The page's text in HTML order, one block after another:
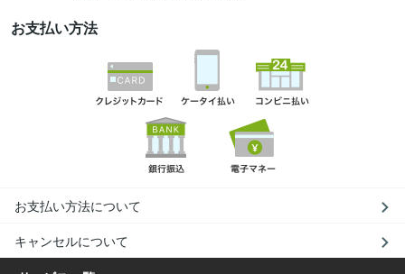
お支払い方法
お支払い方法について
キャンセルについて